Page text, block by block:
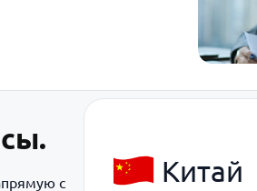
с
Китай